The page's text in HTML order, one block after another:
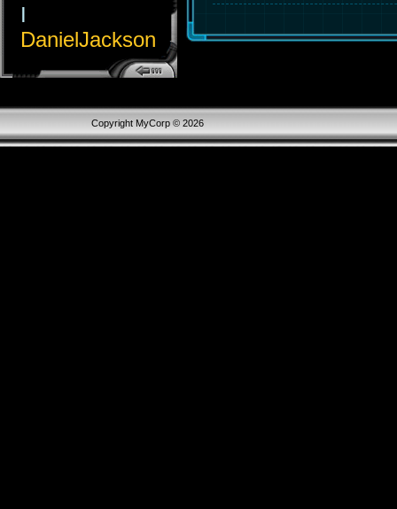
I
DanielJackson
Copyright MyCorp © 2026